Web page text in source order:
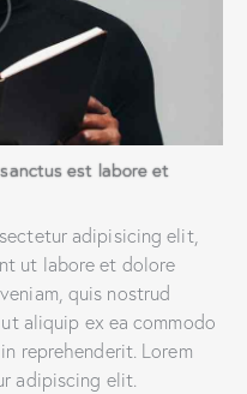
est labore et
adipisicing elit,
ut labore et dolore
quis nostrud
aliquip ex ea commodo
reprehenderit. Lorem
adipiscing elit.